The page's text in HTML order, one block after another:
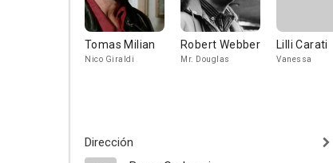
Tomas Milian
Nico Giraldi
Robert Webber
Mr. Douglas
Lilli Carati
Vanessa
Dirección